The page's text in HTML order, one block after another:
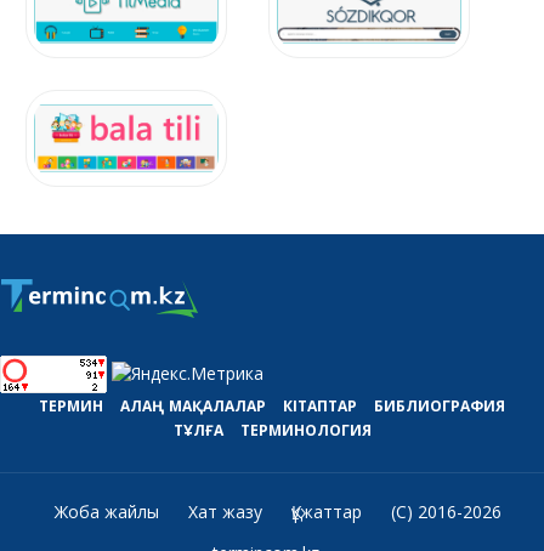
ТЕРМИН АЛАҢ МАҚАЛАЛАР КІТАПТАР
БИБЛИОГРАФИЯ
ТҰЛҒА
ТЕРМИНОЛОГИЯ
Жоба жайлы Хат жазу Құжаттар
(C) 2016-2026